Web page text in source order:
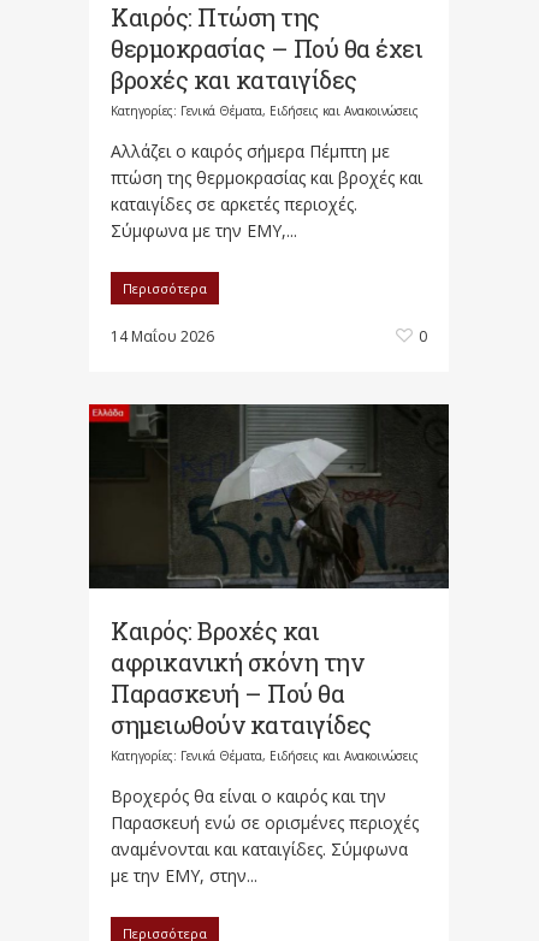
Καιρός: Πτώση της
θερμοκρασίας – Πού θα έχει
βροχές και καταιγίδες
Κατηγορίες: Γενικά Θέματα, Ειδήσεις και Ανακοινώσεις
Αλλάζει ο καιρός σήμερα Πέμπτη με
πτώση της θερμοκρασίας και βροχές και
καταιγίδες σε αρκετές περιοχές.
Σύμφωνα με την ΕΜΥ,...
Περισσότερα
14 Μαΐου 2026 0
Καιρός: Βροχές και
αφρικανική σκόνη την
Παρασκευή – Πού θα
σημειωθούν καταιγίδες
Κατηγορίες: Γενικά Θέματα, Ειδήσεις και Ανακοινώσεις
Βροχερός θα είναι ο καιρός και την
Παρασκευή ενώ σε ορισμένες περιοχές
αναμένονται και καταιγίδες. Σύμφωνα
με την ΕΜΥ, στην...
Περισσότερα